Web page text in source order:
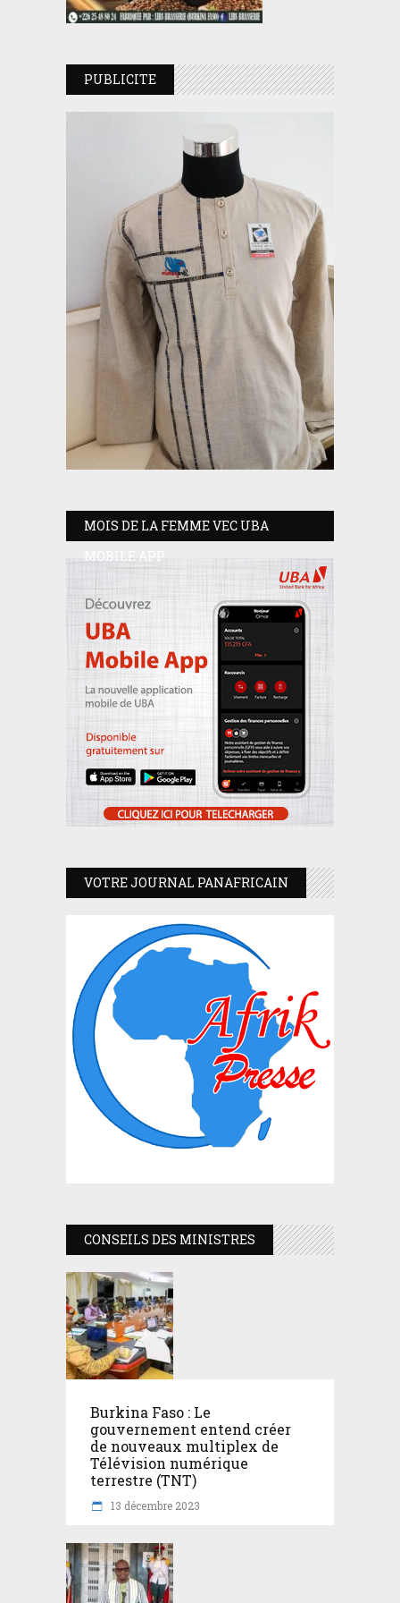
PUBLICITE
MOIS DE LA FEMME VEC UBA
MOBILE APP
VOTRE JOURNAL PANAFRICAIN
CONSEILS DES MINISTRES
Burkina Faso : Le
gouvernement entend créer
de nouveaux multiplex de
Télévision numérique
terrestre (TNT)
13 décembre 2023